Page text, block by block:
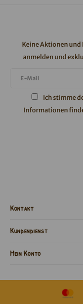
Kontakt
Keine Aktionen und
anmelden und
Ich stimme
Informationen
Kundendienst
Mein Konto